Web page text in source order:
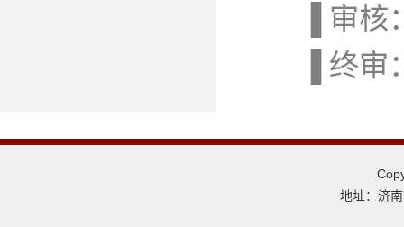
▐ 审核
▐ 终审
地址：济